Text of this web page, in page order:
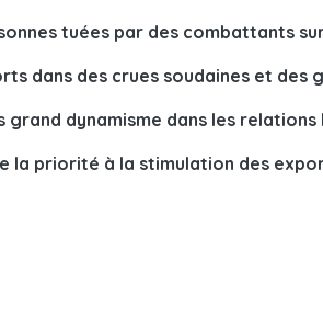
tuées par des combattants
dans des crues soudaines et des
grand dynamisme dans les
la priorité à la stimulation des